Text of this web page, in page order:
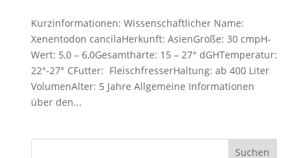
Kurzinformationen: Wissenschaftlicher Name:
Xenentodon cancilaHerkunft: AsienGröße: 30 cmpH-
Wert: 5,0 – 6,0Gesamthärte: 15 – 27° dGHTemperatur:
22°-27° CFutter: FleischfresserHaltung: ab 400 Liter
VolumenAlter: 5 Jahre Allgemeine Informationen
über den...
Suchen